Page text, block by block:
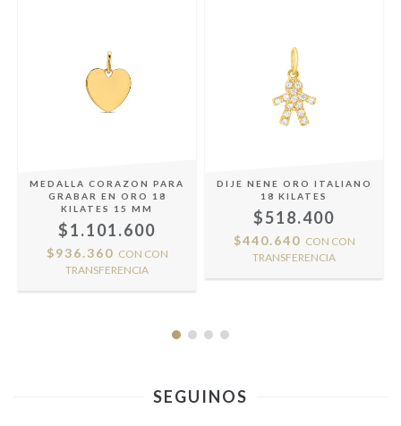
MEDALLA CORAZON PARA
GRABAR EN ORO 18
KILATES 15 MM
$1.101.600
$936.360 CON CON
TRANSFERENCIA
DIJE NENE ORO ITALIANO
18 KILATES
$518.400
$440.640 CON CON
TRANSFERENCIA
SEGUINOS